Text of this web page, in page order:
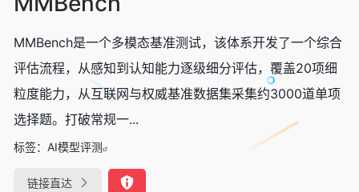
MMBench是一个多模态基准测试，该体系开发了一个综合
评估流程，从感知到认知能力逐级细分评估，覆盖20项细
粒度能力，从互联网与权威基准数据集采集约3000道单项
选择题。打破常规一...
标签： AI模型评测
链接直达